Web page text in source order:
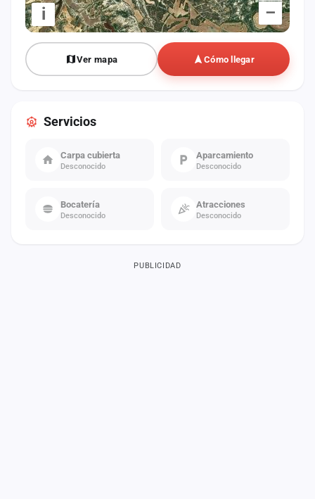
–
i
Ver mapa Cómo llegar
Servicios
Carpa cubierta
Desconocido
Aparcamiento
Desconocido
Bocatería
Desconocido
Atracciones
Desconocido
PUBLICIDAD